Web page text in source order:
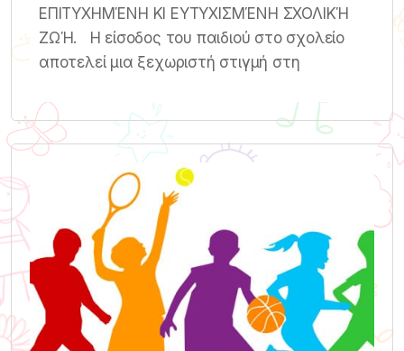
ΕΠΙΤΥΧΗΜΈΝΗ ΚΙ ΕΥΤΥΧΙΣΜΈΝΗ ΣΧΟΛΙΚΉ
ΖΩΉ. Η είσοδος του παιδιού στο σχολείο
αποτελεί μια ξεχωριστή στιγμή στη